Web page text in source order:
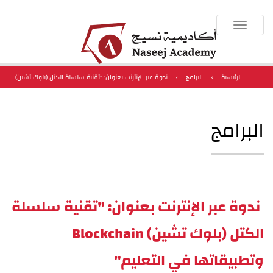
Toggle
navigation
الرئيسية › البرامج ›
ندوة عبر الإنترنت بعنوان: "تقنية سلسلة الكتل (بلوك تشين)
البرامج
ندوة عبر الإنترنت بعنوان: "تقنية سلسلة
الكتل (بلوك تشين) Blockchain
وتطبيقاتها في التعليم"